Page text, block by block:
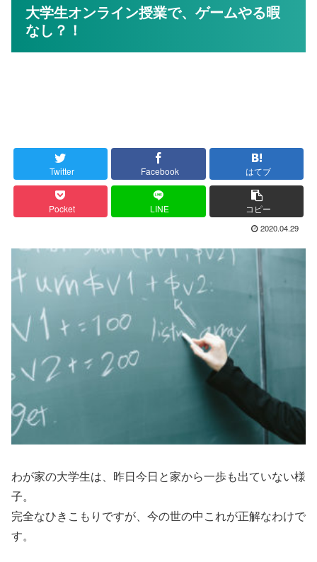
大学生オンライン授業で、ゲームやる暇
なし？！
Twitter Facebook はてブ
Pocket LINE コピー
2020.04.29
わが家の大学生は、昨日今日と家から一歩も出ていない様
子。
完全なひきこもりですが、今の世の中これが正解なわけで
す。